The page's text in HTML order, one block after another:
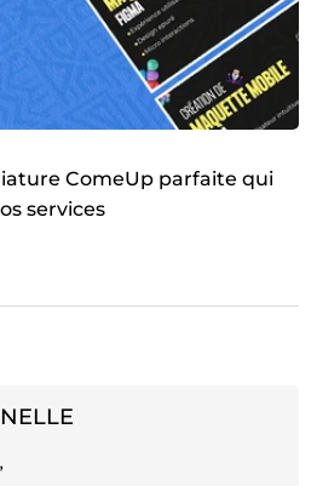
ComeUp parfaite qui
services